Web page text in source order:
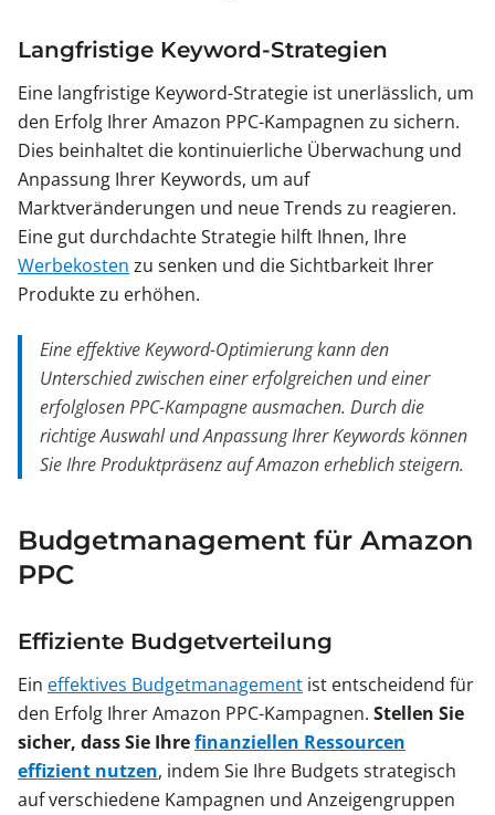
Langfristige Keyword-Strategien
Eine langfristige Keyword-Strategie ist unerlässlich, um
den Erfolg Ihrer Amazon PPC-Kampagnen zu sichern.
Dies beinhaltet die kontinuierliche Überwachung und
Anpassung Ihrer Keywords, um auf
Marktveränderungen und neue Trends zu reagieren.
Eine gut durchdachte Strategie hilft Ihnen, Ihre
Werbekosten zu senken und die Sichtbarkeit Ihrer
Produkte zu erhöhen.
Eine effektive Keyword-Optimierung kann den
Unterschied zwischen einer erfolgreichen und einer
erfolglosen PPC-Kampagne ausmachen. Durch die
richtige Auswahl und Anpassung Ihrer Keywords können
Sie Ihre Produktpräsenz auf Amazon erheblich steigern.
Budgetmanagement für Amazon
PPC
Effiziente Budgetverteilung
Ein effektives Budgetmanagement ist entscheidend für
den Erfolg Ihrer Amazon PPC-Kampagnen. Stellen Sie
sicher, dass Sie Ihrefinanziellen Ressourcen
effizient nutzen, indem Sie Ihre Budgets strategisch
auf verschiedene Kampagnen und Anzeigengruppen